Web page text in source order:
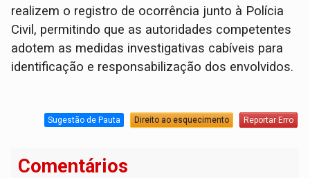
realizem o registro de ocorrência junto à Polícia
Civil, permitindo que as autoridades competentes
adotem as medidas investigativas cabíveis para
identificação e responsabilização dos envolvidos.
Sugestão de Pauta Direito ao esquecimento Reportar Erro
Comentários